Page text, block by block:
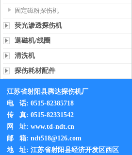
固定磁粉探伤机
荧光渗透探伤机
退磁机/线圈
清洗机
探伤耗材配件
江苏省射阳县腾达探伤机厂
电 话: 0515-82385718
传 真: 0515-82331542
网 址: www.td-ndt.cn
邮 箱: ndt518@126.com
地 址: 江苏省射阳县经济开发区西区